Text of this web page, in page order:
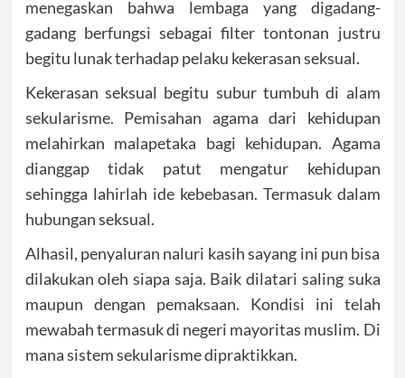
menegaskan bahwa lembaga yang digadang-
gadang berfungsi sebagai filter tontonan justru
begitu lunak terhadap pelaku kekerasan seksual.
Kekerasan seksual begitu subur tumbuh di alam
sekularisme. Pemisahan agama dari kehidupan
melahirkan malapetaka bagi kehidupan. Agama
dianggap tidak patut mengatur kehidupan
sehingga lahirlah ide kebebasan. Termasuk dalam
hubungan seksual.
Alhasil, penyaluran naluri kasih sayang ini pun bisa
dilakukan oleh siapa saja. Baik dilatari saling suka
maupun dengan pemaksaan. Kondisi ini telah
mewabah termasuk di negeri mayoritas muslim. Di
mana sistem sekularisme dipraktikkan.